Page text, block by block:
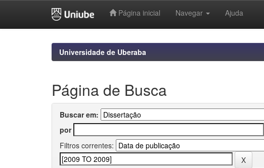
Página inicial Navegar Ajuda
Universidade de Uberaba
Página de Busca
Buscar em:
por
Filtros correntes: